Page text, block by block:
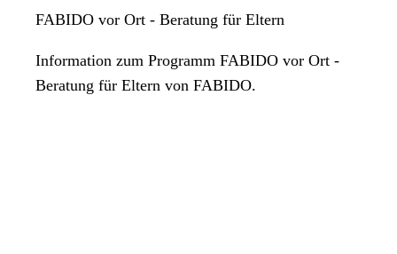
FABIDO vor Ort - Beratung für Eltern
Information zum Programm FABIDO vor Ort -
Beratung für Eltern von FABIDO.